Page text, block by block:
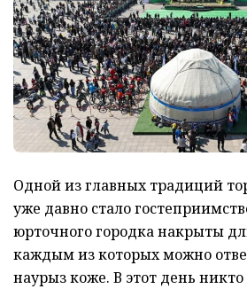
Одной из главных традиций
уже давно стало
юрточного городка накрыты
каждым из которых можно
наурыз коже. В этот день никто